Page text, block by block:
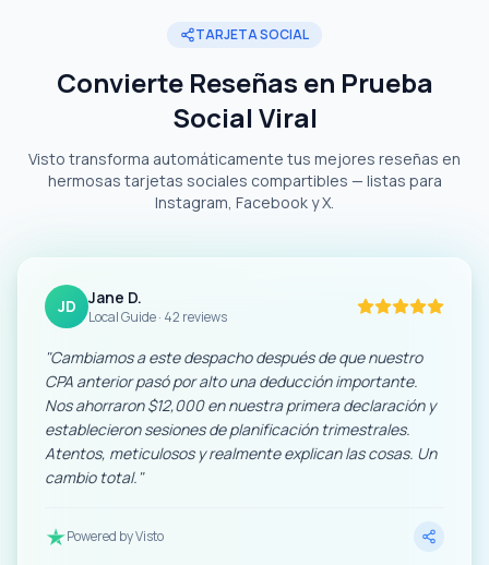
TARJETA SOCIAL
Convierte Reseñas en Prueba
Social Viral
Visto transforma automáticamente tus mejores reseñas en
hermosas tarjetas sociales compartibles — listas para
Instagram, Facebook y X.
JD Jane D.
Local Guide · 42 reviews
"Cambiamos a este despacho después de que nuestro
CPA anterior pasó por alto una deducción importante.
Nos ahorraron $12,000 en nuestra primera declaración y
establecieron sesiones de planificación trimestrales.
Atentos, meticulosos y realmente explican las cosas. Un
cambio total. "
Powered by Visto